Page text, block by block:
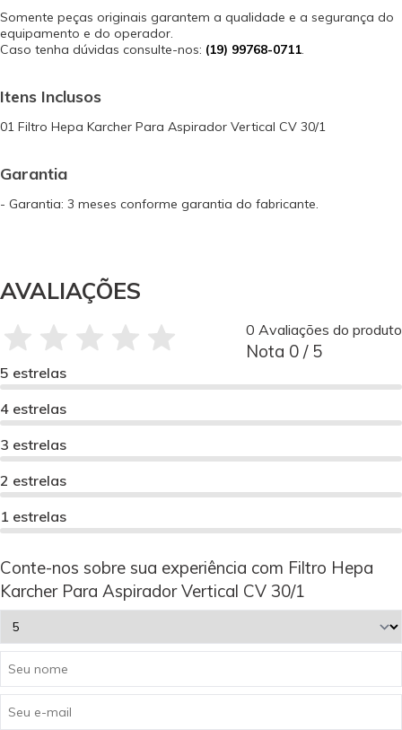
Somente peças originais garantem a qualidade e a segurança do
equipamento e do operador.
Caso tenha dúvidas consulte-nos: (19) 99768-0711
Itens Inclusos
01 Filtro Hepa Karcher Para Aspirador Vertical CV 30/1
Garantia
- Garantia: 3 meses conforme garantia do fabricante.
AVALIAÇÕES
0 Avaliações do produto
Nota 0 / 5
5 estrelas
4 estrelas
3 estrelas
2 estrelas
1 estrelas
Conte-nos sobre sua experiência com Filtro Hepa
Karcher Para Aspirador Vertical CV 30/1